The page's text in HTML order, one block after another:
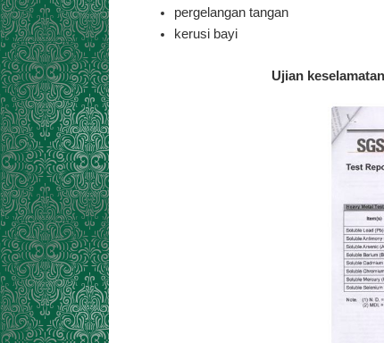
pergelangan tangan
kerusi bayi
Ujian